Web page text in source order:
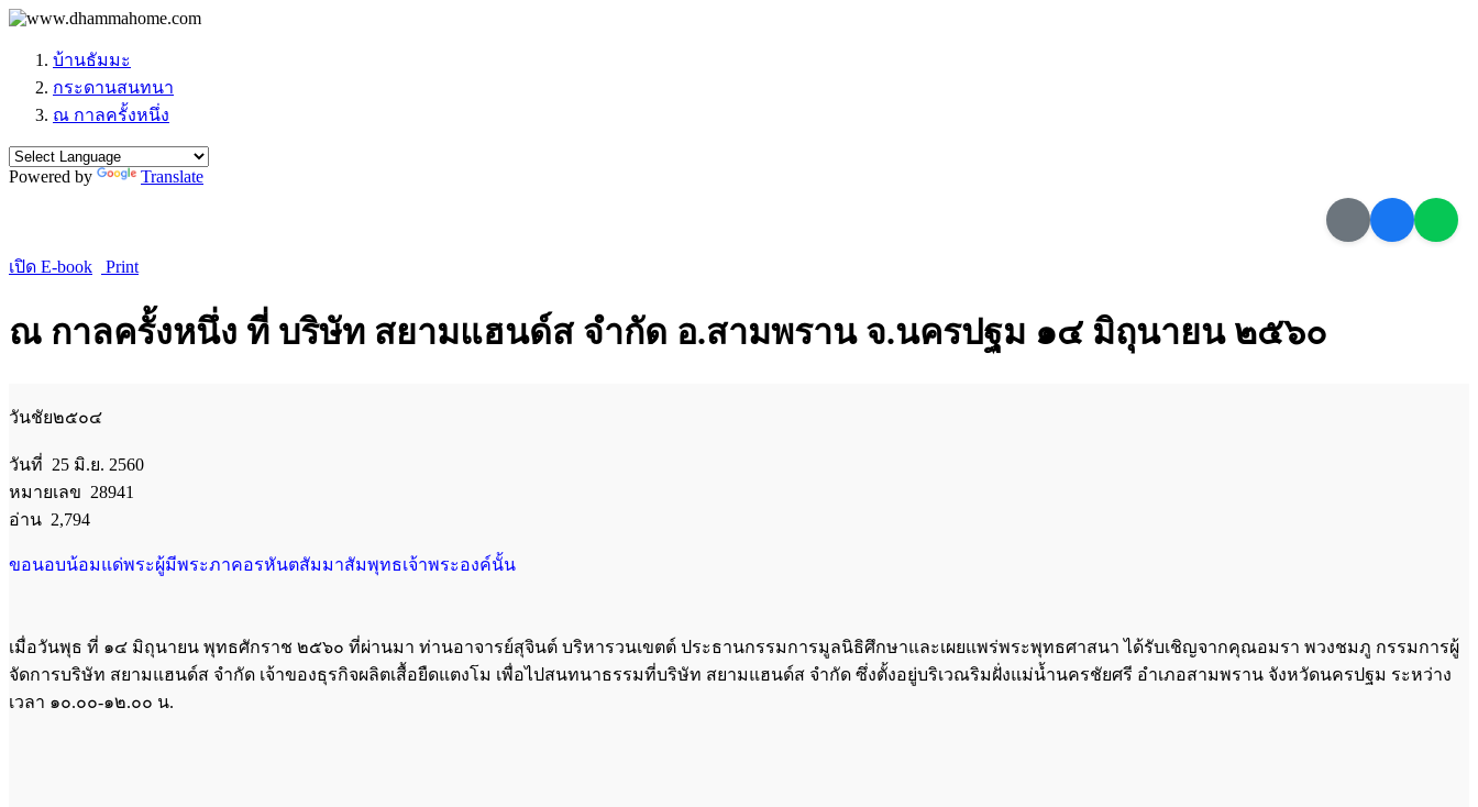
บ้านธัมมะ
กระดานสนทนา
ณ กาลครั้งหนึ่ง
Powered by Translate
เปิด E-book Print
ณ กาลครั้งหนึ่ง ที่ บริษัท สยามแฮนด์ส จำกัด อ.สามพราน จ.นครปฐม ๑๔ มิถุนายน ๒๕๖๐
วันชัย๒๕๐๔
วันที่ 25 มิ.ย. 2560
หมายเลข 28941
อ่าน 2,794
ขอนอบน้อมแด่พระผู้มีพระภาคอรหันตสัมมาสัมพุทธเจ้าพระองค์นั้น
เมื่อวันพุธ ที่ ๑๔ มิถุนายน พุทธศักราช ๒๕๖๐ ที่ผ่านมา ท่านอาจารย์สุจินต์ บริหารวนเขตต์ ประธานกรรมการมูลนิธิศึกษาและเผยแพร่พระพุทธศาสนา ได้รับเชิญจากคุณอมรา พวงชมภู กรรมการผู้
จัดการบริษัท สยามแฮนด์ส จำกัด เจ้าของธุรกิจผลิตเสื้อยืดแตงโม เพื่อไปสนทนาธรรมที่บริษัท สยามแฮนด์ส จำกัด ซึ่งตั้งอยู่บริเวณริมฝั่งแม่น้ำนครชัยศรี อำเภอสามพราน จังหวัดนครปฐม ระหว่าง
เวลา ๑๐.๐๐-๑๒.๐๐ น.